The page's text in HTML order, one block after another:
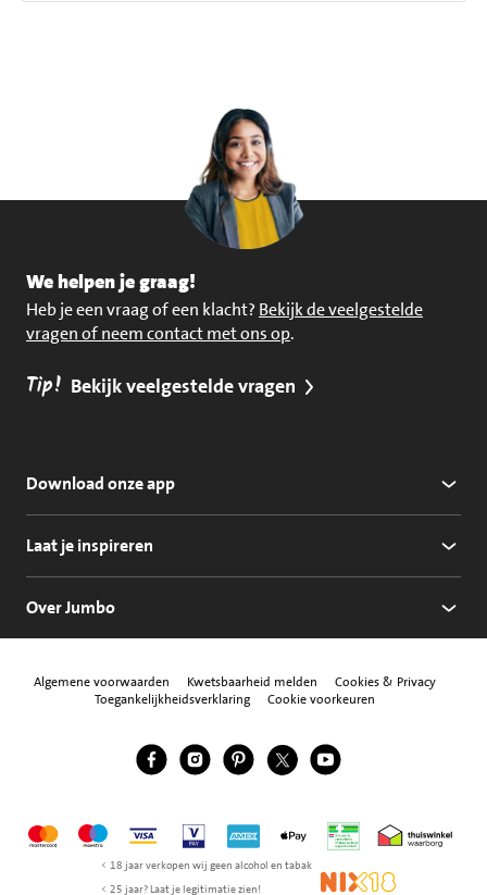
We helpen je graag!
Heb je een vraag of een klacht? Bekijk de veelgestelde
vragen of neem contact met ons op.
Tip! Bekijk veelgestelde vragen
Download onze app
Laat je inspireren
Over Jumbo
Algemene voorwaarden Kwetsbaarheid melden
Cookies & Privacy
Toegankelijkheidsverklaring
Cookie voorkeuren
Volg ons
Jumbo Facebook
Jumbo Instagram
Jumbo Pinterest
Jumbo Twitter
Jumbo YouTube
MastercardMaestroVisa Vpay American Express
Apple Pay Thuiswinkel
< 18 jaar verkopen wij geen alcohol en tabak
< 25 jaar? Laat je legitimatie zien!
NIX18